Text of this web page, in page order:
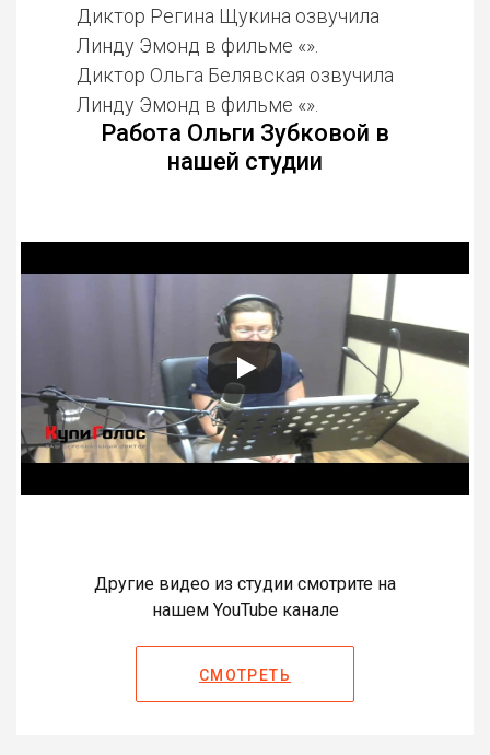
Диктор Регина Щукина озвучила
Линду Эмонд в фильме «».
Диктор Ольга Белявская озвучила
Линду Эмонд в фильме «».
Работа Ольги Зубковой в
нашей студии
Другие видео из студии смотрите на
нашем YouTube канале
СМОТРЕТЬ